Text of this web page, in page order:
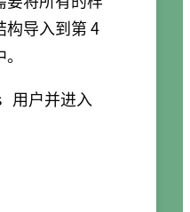
构导入到第 4
用户并进入